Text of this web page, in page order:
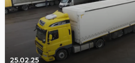
25.02.25